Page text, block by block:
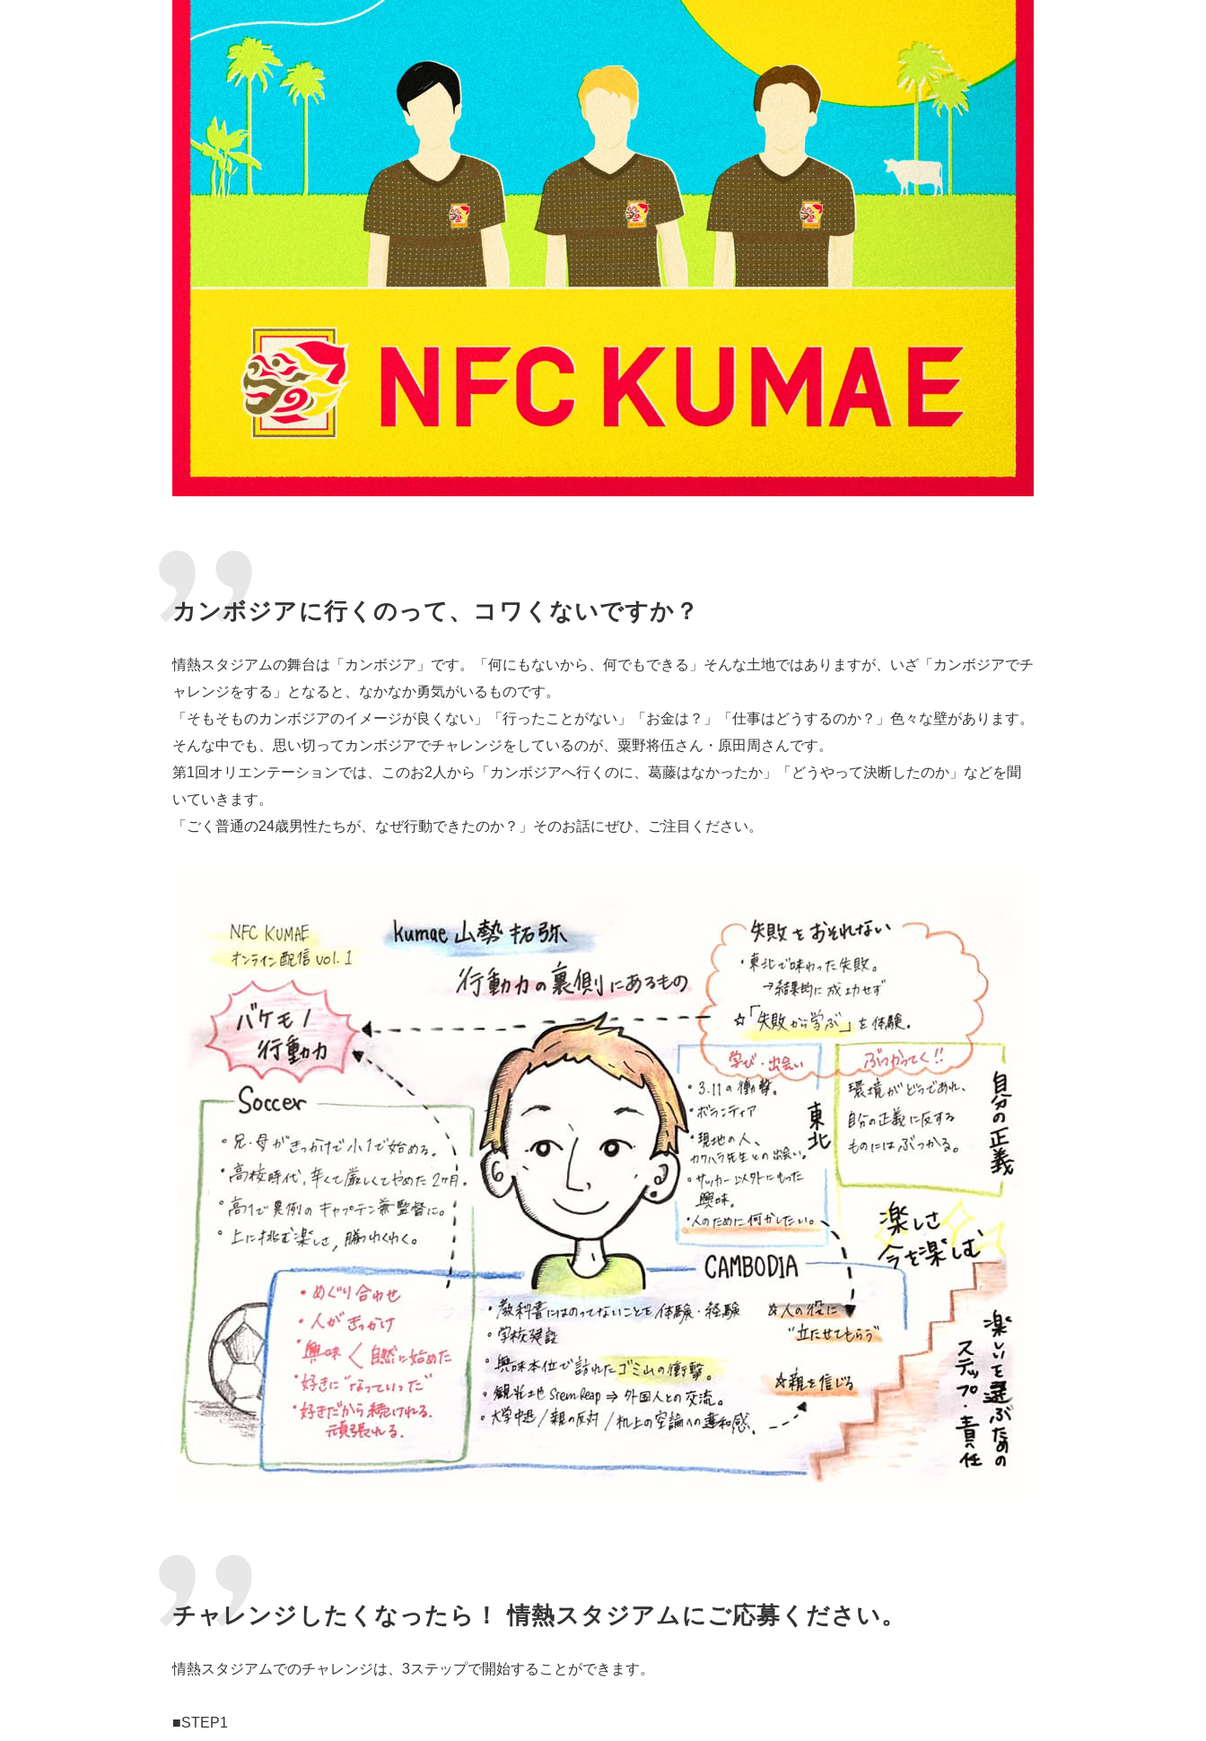
カンボジアに行くのって、コワくないですか？
情熱スタジアムの舞台は「カンボジア」です。「何にもないから、何でもできる」そんな土地ではありますが、いざ「カンボジアでチ
ャレンジをする」となると、なかなか勇気がいるものです。
「そもそものカンボジアのイメージが良くない」「行ったことがない」「お金は？」「仕事はどうするのか？」色々な壁があります。
そんな中でも、思い切ってカンボジアでチャレンジをしているのが、粟野将伍さん・原田周さんです。
第1回オリエンテーションでは、このお2人から「カンボジアへ行くのに、葛藤はなかったか」「どうやって決断したのか」などを聞
いていきます。
「ごく普通の24歳男性たちが、なぜ行動できたのか？」そのお話にぜひ、ご注目ください。
チャレンジしたくなったら！ 情熱スタジアムにご応募ください。
情熱スタジアムでのチャレンジは、3ステップで開始することができます。
■STEP1